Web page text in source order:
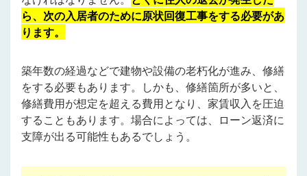
ら、次の入居者のために原状回復工事をする必要があ
ります。
築年数の経過などで建物や設備の老朽化が進み、修繕
をする必要もあります。しかも、修繕箇所が多いと、
修繕費用が想定を超える費用となり、家賃収入を圧迫
することもあります。場合によっては、ローン返済に
支障が出る可能性もあるでしょう。